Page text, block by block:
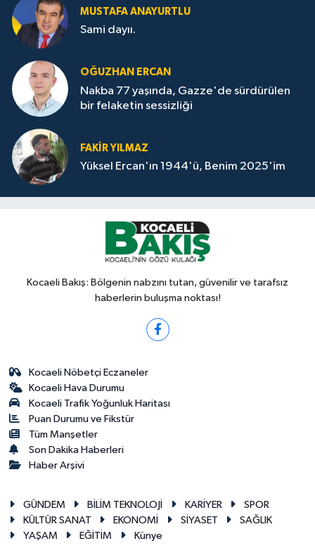
MUSTAFA ANAYURTLU
Sami dayıı.
OĞUZHAN ERCAN
Nakba 77 yaşında, Gazze'de sürdürülen
bir felaketin sessizliği
FAKİR YILMAZ
Yüksel Ercan'ın 1944'ü, Benim 2025'im
Kocaeli Bakış: Bölgenin nabzını tutan, güvenilir ve tarafsız
haberlerin buluşma noktası!
Kocaeli Nöbetçi Eczaneler
Kocaeli Hava Durumu
Kocaeli Trafik Yoğunluk Haritası
Puan Durumu ve Fikstür
Tüm Manşetler
Son Dakika Haberleri
Haber Arşivi
GÜNDEM BİLİM TEKNOLOJİ KARİYER
SPOR
KÜLTÜR SANAT
EKONOMİ SİYASET
SAĞLIK
YAŞAM
EĞİTİM Künye